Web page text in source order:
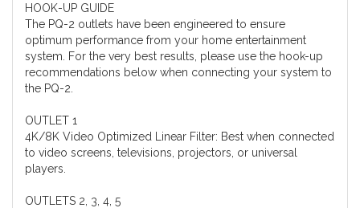
HOOK-UP GUIDE
The PQ-2 outlets have been engineered to ensure
optimum performance from your home entertainment
system. For the very best results, please use the hook-up
recommendations below when connecting your system to
the PQ-2.
OUTLET 1
4K/8K Video Optimized Linear Filter: Best when connected
to video screens, televisions, projectors, or universal
players.
OUTLETS 2, 3, 4, 5